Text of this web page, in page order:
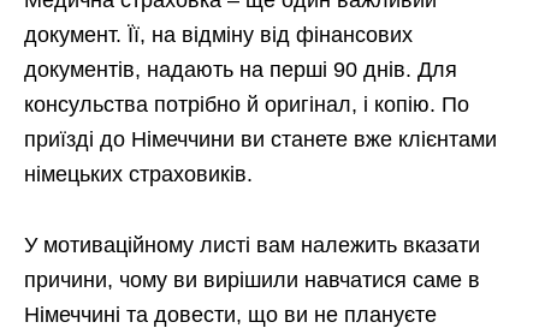
документ. Її, на відміну від фінансових
документів, надають на перші 90 днів. Для
консульства потрібно й оригінал, і копію. По
приїзді до Німеччини ви станете вже клієнтами
німецьких страховиків.
У мотиваційному листі вам належить вказати
причини, чому ви вирішили навчатися саме в
Німеччині та довести, що ви не плануєте